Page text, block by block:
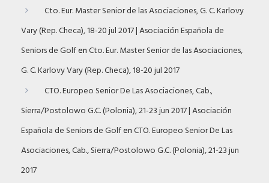
Cto. Eur. Master Senior de las Asociaciones, G. C. Karlovy
Vary (Rep. Checa), 18-20 jul 2017 | Asociación Española de
Seniors de GolfenCto. Eur. Master Senior de las Asociaciones,
G. C. Karlovy Vary (Rep. Checa), 18-20 jul 2017
CTO. Europeo Senior De Las Asociaciones, Cab.,
Sierra/Postolowo G.C. (Polonia), 21-23 jun 2017 | Asociación
Española de Seniors de GolfenCTO. Europeo Senior De Las
Asociaciones, Cab., Sierra/Postolowo G.C. (Polonia), 21-23 jun
2017